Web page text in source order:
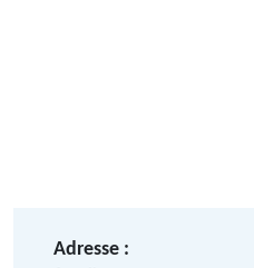
Adresse :